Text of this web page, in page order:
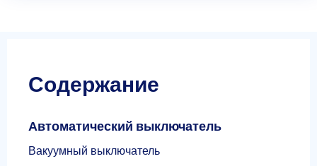
Содержание
Автоматический выключатель
Вакуумный выключатель